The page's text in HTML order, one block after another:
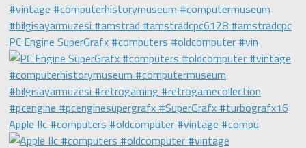
PC Engine SuperGrafx #computers #oldcomputer #vin
Apple IIc #computers #oldcomputer #vintage #compu